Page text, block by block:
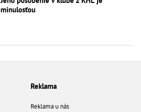
minulosťou
Reklama
Reklama u nás